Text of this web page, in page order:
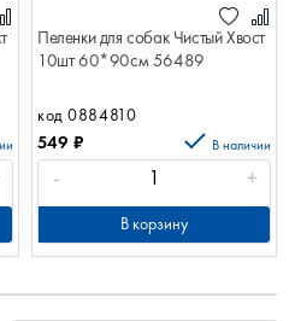
Пеленки для собак Чистый Хвост
10шт 60*90см 56489
код 0884810
549 ₽ В наличии
- +
В корзину